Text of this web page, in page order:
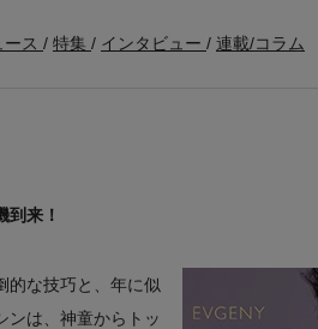
ース 特集 インタビュー 連載/コラム
到来！
的な技巧と、年に似
ンは、神童からトッ